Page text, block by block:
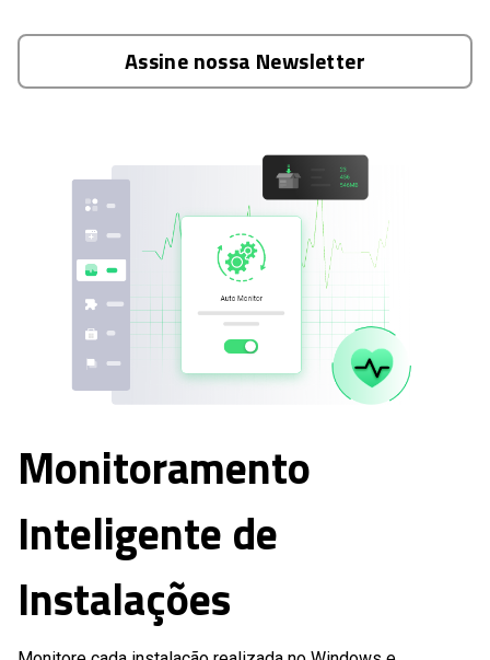
Assine nossa Newsletter
Monitoramento
Inteligente de
Instalações